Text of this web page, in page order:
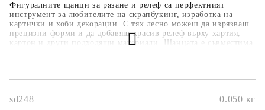
Фигуралните щанци за рязане и релеф са перфектният
инструмент за любителите на скрапбукинг, изработка на
картички и хоби декорации. С тях лесно можеш да изрязваш
прецизни форми и да добавяш красив релеф върху хартия,
картон и други подходящи материали. Щанцата е съвместима
професионален и уникален вид на всеки твой проект.
sd248 0.050 кг